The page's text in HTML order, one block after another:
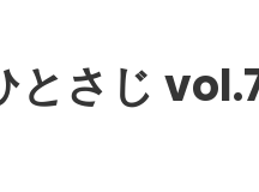
とさじ vol.7